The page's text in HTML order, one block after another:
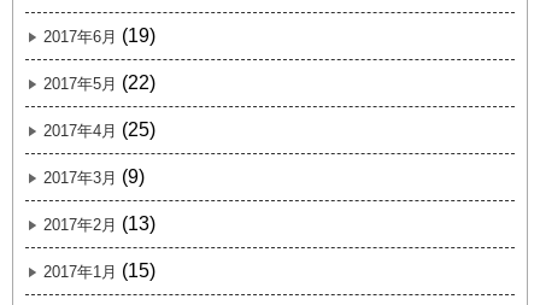
2017年6月 (19)
2017年5月 (22)
2017年4月 (25)
2017年3月 (9)
2017年2月 (13)
2017年1月 (15)